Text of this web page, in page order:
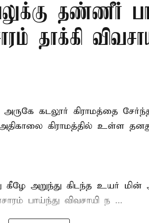
தண்ணீர்
தாக்கி
கடலூர் கிராமத்தை
கிராமத்தில் உள்ள
அறுந்து கிடந்த உயர் மின்
பாய்ந்து விவசாயி ந ...